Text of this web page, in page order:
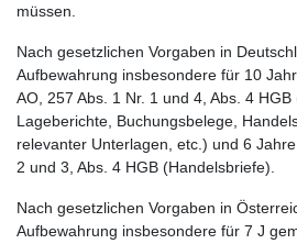
müssen.
Nach gesetzlichen Vorgaben in
Aufbewahrung insbesondere für 10
AO, 257 Abs. 1 Nr. 1 und 4, Abs. 4 HGB
Lageberichte, Buchungsbelege,
relevanter Unterlagen, etc.) und 6
2 und 3, Abs. 4 HGB (Handelsbriefe).
Nach gesetzlichen Vorgaben in
Aufbewahrung insbesondere für 7 J